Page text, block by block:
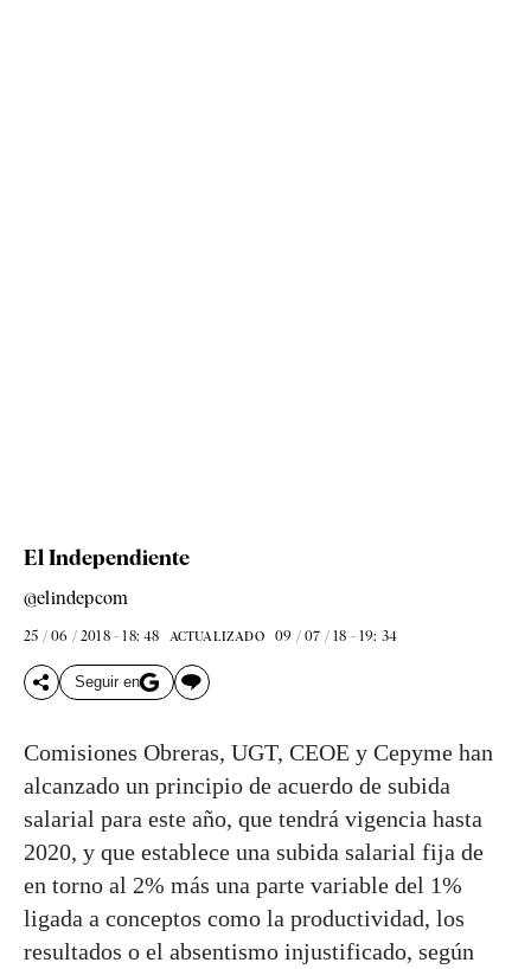
El Independiente
@elindepcom
25 / 06 / 2018 - 18: 48 ACTUALIZADO 09 / 07 / 18 - 19: 34
Seguir en
Comisiones Obreras, UGT, CEOE y Cepyme han
alcanzado un principio de acuerdo de subida
salarial para este año, que tendrá vigencia hasta
2020, y que establece una subida salarial fija de
en torno al 2% más una parte variable del 1%
ligada a conceptos como la productividad, los
resultados o el absentismo injustificado, según